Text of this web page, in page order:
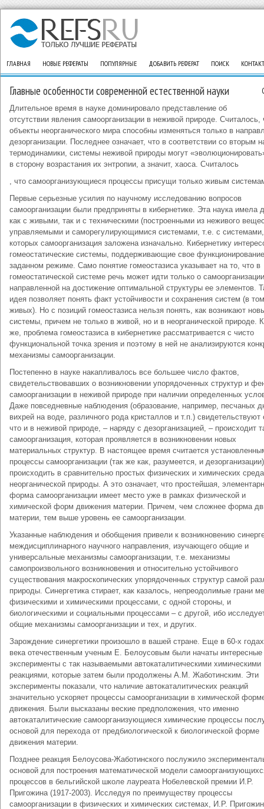
ГЛАВНАЯ НОВЫЕ РЕФЕРАТЫ ПОПУЛЯРНЫЕ ДОБАВИТЬ РЕФЕРАТ ПОИСК
Главные особенности современной естественной науки
Длительное время в науке доминировало представление об
отсутствии явления самоорганизации в неживой природе. Считалось,
объекты неорганического мира способны изменяться только в
дезорганизации. Последнее означает, что в соответствии со вторым
термодинамики, системы неживой природы могут
в сторону возрастания их энтропии, а значит, хаоса. Считалось
, что самоорганизующиеся процессы присущи только живым
Первые серьезные усилия по научному исследованию вопросов
самоорганизации были предприняты в кибернетике. Эта наука имела
как с живыми, так и с техническими (построенными из неживого
управляемыми и саморегулирующимися системами, т.е. с
которых самоорганизация заложена изначально. Кибернетику
гомеостатические системы, поддерживающие свое
заданном режиме. Само понятие гомеостазиса указывает на то, что в
гомеостатической системе речь может идти только о
направленной на достижение оптимальной структуры ее элементов.
идея позволяет понять факт устойчивости и сохранения систем (в
живых). Но с позиций гомеостазиса нельзя понять, как возникают
системы, причем не только в живой, но и в неорганической природе.
же, проблема гомеостазиса в кибернетике рассматривается с чисто
функциональной точка зрения и поэтому в ней не анализируются
механизмы самоорганизации.
Постепенно в науке накапливалось все большее число фактов,
свидетельствовавших о возникновении упорядоченных структур и
самоорганизации в неживой природе при наличии определенных
Даже повседневные наблюдения (образование, например, песчаных
вихрей на воде, различного рода кристаллов и т.п.) свидетельствуют
что и в неживой природе, – наряду с дезорганизацией, – происходит
самоорганизация, которая проявляется в возникновении новых
материальных структур. В настоящее время считается
процессы самоорганизации (так же как, разумеется, и
происходить в сравнительно простых физических и химических
неорганической природы. А это означает, что простейшая,
форма самоорганизации имеет место уже в рамках физической и
химической форм движения материи. Причем, чем сложнее форма
материи, тем выше уровень ее самоорганизации.
Указанные наблюдения и обобщения привели к возникновению
междисциплинарного научного направления, изучающего общие и
универсальные механизмы самоорганизации, т.е. механизмы
самопроизвольного возникновения и относительно устойчивого
существования макроскопических упорядоченных структур самой
природы. Синергетика стирает, как казалось, непреодолимые грани
физическими и химическими процессами, с одной стороны, и
биологическими и социальными процессами – с другой, ибо
общие механизмы самоорганизации и тех, и других.
Зарождение синергетики произошло в вашей стране. Еще в 60-х
века отечественным ученым E. Белоусовым были начаты интересные
эксперименты с так называемыми автокаталитическими химическими
реакциями, которые затем были продолжены A.M. Жаботинским. Эти
эксперименты показали, что наличие автокаталитических реакций
значительно ускоряет процессы самоорганизации в химической
движения. Были высказаны веские предположения, что именно
автокаталитические самоорганизующиеся химические процессы
основой для перехода от предбиологической к биологической форме
движения материи.
Позднее реакция Белоусова-Жаботинского послужило
основой для построения математической модели
процессов в бельгийской школе лауреата Нобелевской премии И.Р.
Пригожина (1917-2003). Исследуя по преимуществу процессы
самоорганизации в физических и химических системах, И.Р.